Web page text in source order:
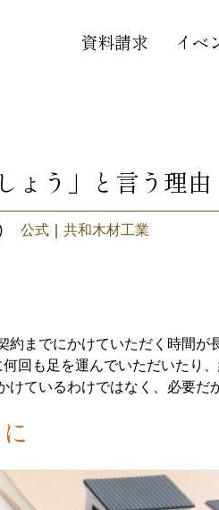
資料請求 イベ
ょう」と言う理由
公式 共和木材工業
約までにかけていただく時間
回も足を運んでいただいたり
ているわけではなく、必要だ